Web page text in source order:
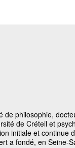
de philosophie,
de Créteil et
initiale et continue
a fondé, en Seine-